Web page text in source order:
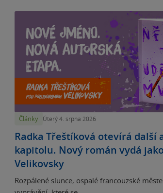
Články Úterý 4. srpna 2026
Radka Třeštíková otevírá další
kapitolu. Nový román vydá
Velikovsky
Rozpálené slunce, ospalé francouzské